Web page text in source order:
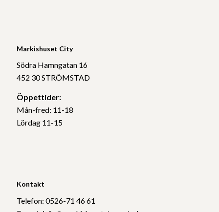
Markishuset City
Södra Hamngatan 16
452 30 STRÖMSTAD
Öppettider:
Mån-fred: 11-18
Lördag 11-15
Kontakt
Telefon: 0526-71 46 61